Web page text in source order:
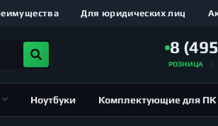
Для юридических лиц
8
РОЗНИЦА
Ноутбуки Комплектующие для ПК